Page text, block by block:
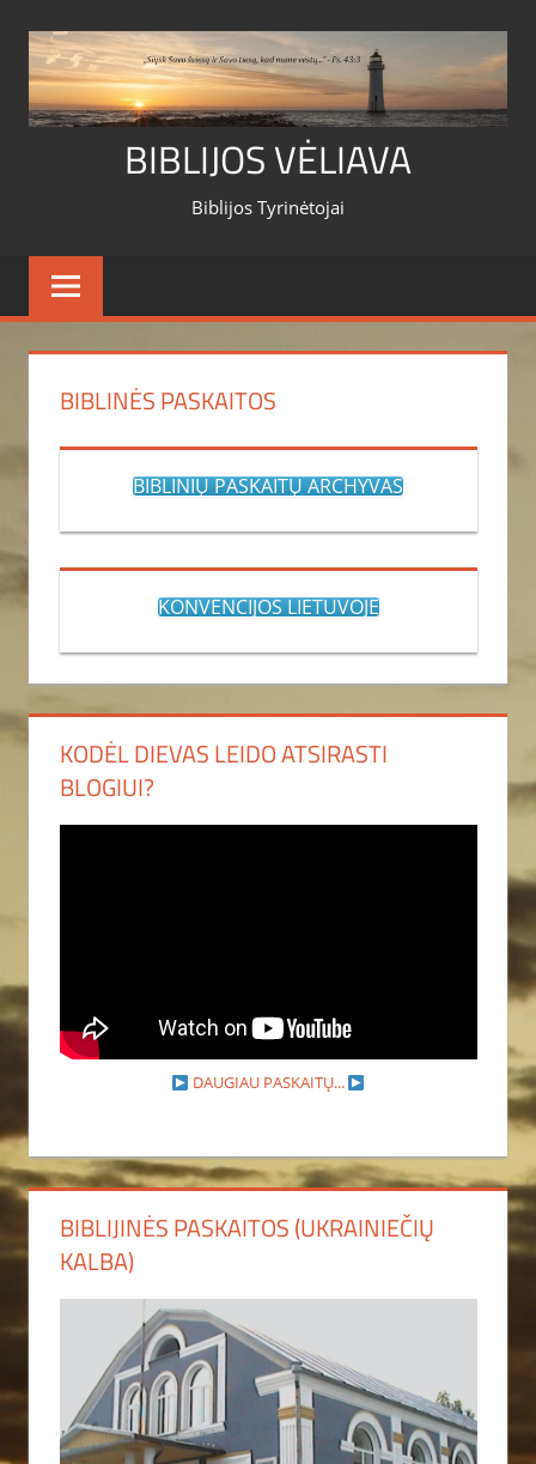
content
BIBLIJOS VĖLIAVA
Biblijos Tyrinėtojai
BIBLINĖS PASKAITOS
BIBLINIŲ PASKAITŲ ARCHYVAS
KONVENCIJOS LIETUVOJE
KODĖL DIEVAS LEIDO ATSIRASTI
BLOGIUI?
DAUGIAU PASKAITŲ...
BIBLIJINĖS PASKAITOS (UKRAINIEČIŲ
KALBA)